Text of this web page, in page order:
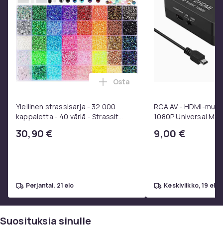
Ylellinen strassisarja - 32 000
kappaletta - 40 väriä - Strassit
- Liima pinseteillä - liimattavat
30,90 €
Lisää Ylellinen strassisarja -
Osta
perjantai, 21 elo
RCA AV - HDMI-
1080P Universal
9,00 €
keskiviikko, 19 elo
Suosituksia sinulle